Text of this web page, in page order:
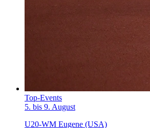
Top-Events
5. bis 9. August
U20-WM Eugene (USA)